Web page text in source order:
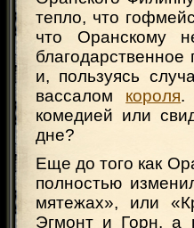
тепло, что
что Оранскому
и, пользуясь
вассалом короля.
комедией или
дне?
Еще до того как
полностью
мятежах», или
Эгмонт и Горн, а